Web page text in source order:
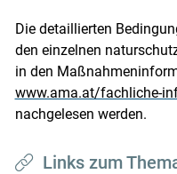
Die detaillierten
den einzelnen
in den
www.ama.at/fachliche-
nachgelesen werden.
Links zum